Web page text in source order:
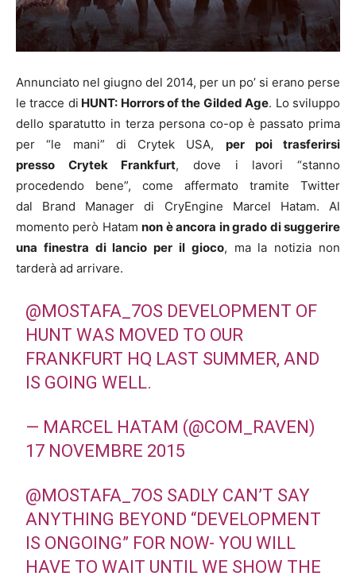
Annunciato nel giugno del 2014, per un po’ si erano perse
le tracce di HUNT: Horrors of the Gilded Age. Lo sviluppo
dello sparatutto in terza persona co-op è passato prima
per “le mani” di Crytek USA, per poi trasferirsi
presso Crytek Frankfurt, dove i lavori “stanno
procedendo bene”, come affermato tramite Twitter
dal Brand Manager di CryEngine Marcel Hatam. Al
momento però Hatamnon è ancora in grado di suggerire
una finestra di lancio per il gioco, ma la notizia non
tarderà ad arrivare.
@MOSTAFA_7OS DEVELOPMENT OF
HUNT WAS MOVED TO OUR
FRANKFURT HQ LAST SUMMER, AND
IS GOING WELL.
— MARCEL HATAM (@COM_RAVEN)
17 NOVEMBRE 2015
@MOSTAFA_7OS SADLY CAN’T SAY
ANYTHING BEYOND “DEVELOPMENT
IS ONGOING” FOR NOW- YOU WILL
HAVE TO WAIT UNTIL WE SHOW THE